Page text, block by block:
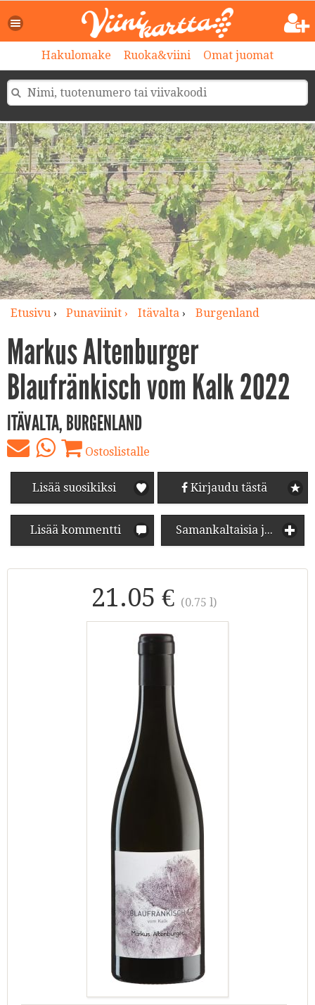
Hakulomake Ruoka&viini Omat juomat
Etusivu› Punaviinit › Itävalta› Burgenland
Markus Altenburger
Blaufränkisch vom Kalk 2022
ITÄVALTA, BURGENLAND
Ostoslistalle
Lisää suosikiksi Kirjaudu tästä
Lisää kommentti Samankaltaisia juomia
21.05 € (0.75 l)